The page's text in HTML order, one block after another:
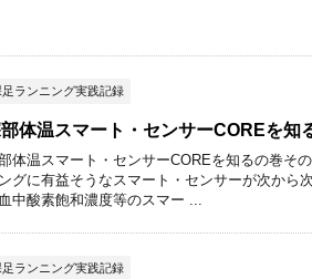
足ランニング実践記録
体温スマート・センサーCOREを知
体温スマート・センサーCOREを知るの巻そ
グに有益そうなスマート・センサーが次から
中酸素飽和濃度等のスマー ...
足ランニング実践記録